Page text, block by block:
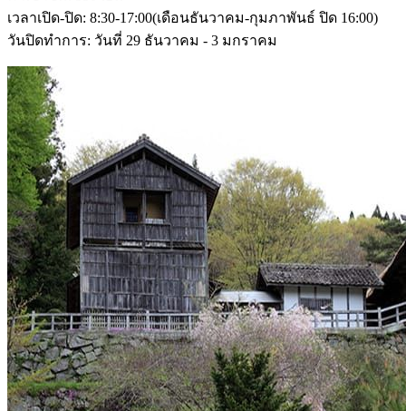
เวลาเปิด-ปิด: 8:30-17:00(เดือนธันวาคม-กุมภาพันธ์ ปิด 16:00)
วันปิดทำการ: วันที่ 29 ธันวาคม - 3 มกราคม